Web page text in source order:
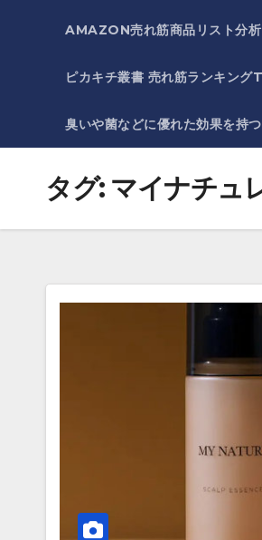
AMAZON売れ筋商品リスト分析
ピカキチ叢書 売れ筋ランキング
臭いや菌などに優れた効果を持
タグ: マイナチュ